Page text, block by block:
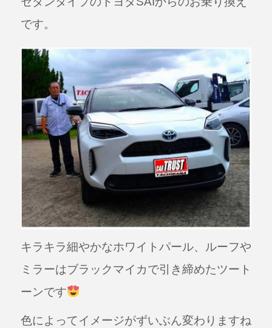
o
o
k
です。
キラキラ細やかなホワイトパール、ルーフや
ミラーはブラックマイカで引き締めたツート
ーンです
色によってイメージがずいぶん変わりますね